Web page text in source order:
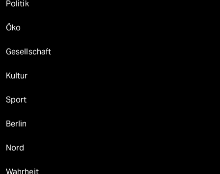
Politik
Öko
Gesellschaft
Kultur
Sport
Berlin
Nord
Wahrheit